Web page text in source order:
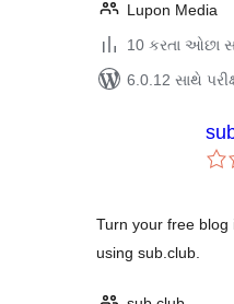
Lupon Media
10 કરતા ઓછા
6.0.12 સાથે
Turn your free blog
using sub.club.